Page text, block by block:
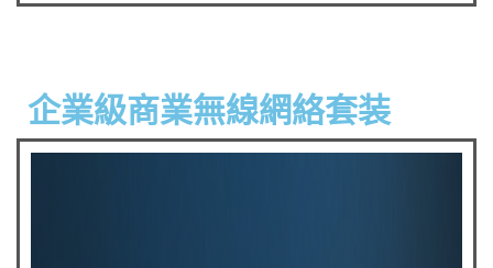
企業級商業無線網絡套装